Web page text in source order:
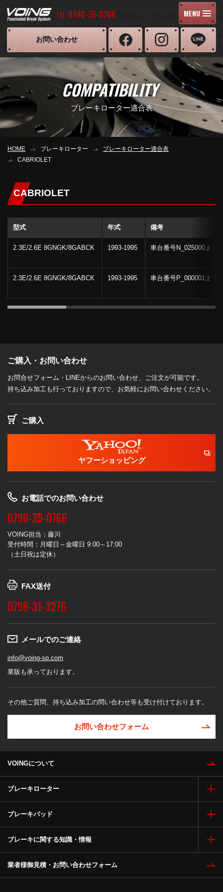
TEL 0798-35-0766 MENU
お問い合わせ
COMPATIBILITY
ブレーキローター適合表
HOME ブレーキローター
ブレーキローター適合表
CABRIOLET
CABRIOLET
型式 年式 備考
2.3E/2.6E 8GNGK/8GABCK 1993-1995 車台番号N_025000まで
2.3E/2.6E 8GNGK/8GABCK 1993-1995 車台番号P_000001まで
ご購入・お問い合わせ
お問合せフォーム・LINEからのお問い合わせ、ご注文が可能です。
持ち込み加工も行っておりますので、お気軽にお問い合わせください。
ご購入
ヤフーショッピング
お電話でのお問い合わせ
0798-35-0766
VOING担当：藤川
受付時間：月曜日～金曜日 9:00～17:00
（土日祝は定休）
FAX送付
0798-31-3276
メールでのご連絡
info@voing-sp.com
業販も承っております。
その他ご質問、持ち込み加工の問い合わせ等も受け付けております。
お問い合わせフォーム
VOINGについて
ブレーキローター
ブレーキパッド
ブレーキに関する知識・情報
業者様御見積・お問い合わせフォーム